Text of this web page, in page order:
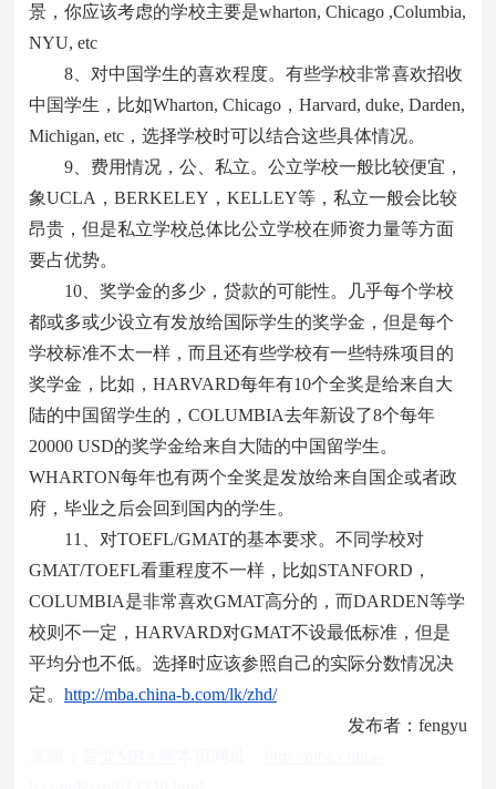
景，你应该考虑的学校主要是wharton, Chicago ,Columbia,
NYU, etc
8、对中国学生的喜欢程度。有些学校非常喜欢招收
中国学生，比如Wharton, Chicago，Harvard, duke, Darden,
Michigan, etc，选择学校时可以结合这些具体情况。
9、费用情况，公、私立。公立学校一般比较便宜，
象UCLA，BERKELEY，KELLEY等，私立一般会比较
昂贵，但是私立学校总体比公立学校在师资力量等方面
要占优势。
10、奖学金的多少，贷款的可能性。几乎每个学校
都或多或少设立有发放给国际学生的奖学金，但是每个
学校标准不太一样，而且还有些学校有一些特殊项目的
奖学金，比如，HARVARD每年有10个全奖是给来自大
陆的中国留学生的，COLUMBIA去年新设了8个每年
20000 USD的奖学金给来自大陆的中国留学生。
WHARTON每年也有两个全奖是发放给来自国企或者政
府，毕业之后会回到国内的学生。
11、对TOEFL/GMAT的基本要求。不同学校对
GMAT/TOEFL看重程度不一样，比如STANFORD，
COLUMBIA是非常喜欢GMAT高分的，而DARDEN等学
校则不一定，HARVARD对GMAT不设最低标准，但是
平均分也不低。选择时应该参照自己的实际分数情况决
定。http://mba.china-b.com/lk/zhd/
发布者：fengyu